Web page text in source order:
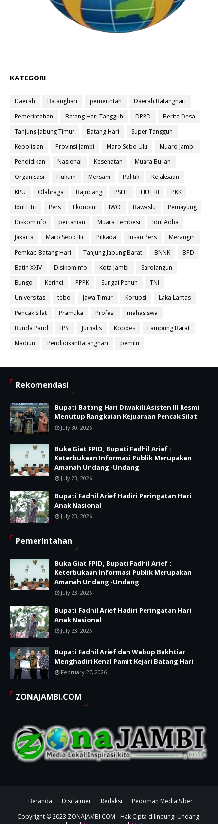
KATEGORI
Daerah Batanghari pemerintah
Daerah Batanghari
Pemerintahan
Batang Hari Tangguh DPRD
Berita Desa
Tanjung Jabung Timur
Batang Hari
Super Tangguh
Kepolisian
Provinsi Jambi Maro Sebo Ulu
Muaro Jambi
Pendidikan
Nasional Kesehatan
Muara Bulian
Organisasi
Hukum Mersam Politik
Kejaksaan
KPU
Olahraga Bajubang PSHT HUT RI
PKK
Idul Fitri
Pers Ekonomi IWO Bawaslu
Pemayung
Diskominfo
pertanian Muara Tembesi
Idul Adha
Jakarta
Maro Sebo Ilir Pilkada Insan Pers
Merangin
Pemkab Batang Hari
Tanjung Jabung Barat BNNK
BPD
Batin XXIV
Disikominfo Kota Jambi
Sarolangun
Bungo
Kerinci PPPK Sungai Penuh
TNI
Universitas
tebo Jawa Timur Korupsi
Laka Lantas
Pencak Silat
Pramuka Profesi
mahasiswa
Bunda Paud
IPSI Jurnalis Kopdes
Lampung Barat
Madiun
PendidikanBatanghari pemilu
Rekomendasi
Bupati Batang Hari Diwakili Asisten III Resmi
Menutup Rangkaian Kejuaraan Pencak Silat
July 30, 2026
Buka Giat PPID, Bupati Fadhil Arief :
Keterbukaan Informasi Publik Merupakan
Amanah Undang -Undang
July 23, 2026
Bupati Fadhil Arief Hadiri Peringatan Hari
Anak Nasional
July 23, 2026
Pemerintahan
Buka Giat PPID, Bupati Fadhil Arief :
Keterbukaan Informasi Publik Merupakan
Amanah Undang -Undang
July 23, 2026
Bupati Fadhil Arief Hadiri Peringatan Hari
Anak Nasional
July 23, 2026
Bupati Fadhil Arief dan Wabup Bakhtiar
Menghadiri Kenal Pamit Kejari Batang Hari
February 27, 2026
ZONAJAMBI.COM
Beranda Disclaimer Redaksi
Pedoman Media Siber
Copyright © 2023 ZONAJAMBI.COM - Hak Cipta dilindungi Undang-